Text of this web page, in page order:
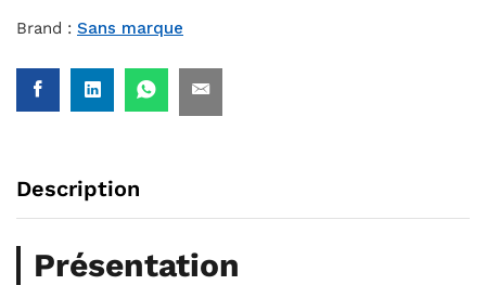
Brand : Sans marque
Description
Présentation